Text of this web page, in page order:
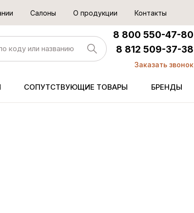
Салоны О продукции Контакты
8 800 550-47-80
8 812 509-37-38
Заказать звонок
СОПУТСТВУЮЩИЕ ТОВАРЫ БРЕНДЫ